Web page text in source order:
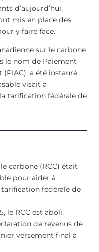
d’aujourd’hui.
mis en place des
y faire face.
sur le carbone
le nom de Paiement
a été instauré
visait à
tarification fédérale de
carbone (RCC) était
pour aider à
fédérale de
le RCC est aboli.
de revenus de
versement final à